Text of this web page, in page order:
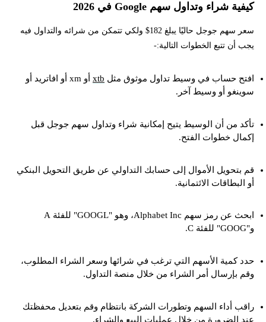
كيفية شراء وتداول سهم Google في 2026
سعر سهم جوجل حاليًا يبلغ 182$ ولكي تتمكن من شرائه والتداول فيه
يجب أن تتبع الخطوات التالية:-
افتح حساب في وسيط تداول موثوق مثل xtb
أو xm أو افاتريد أو
سوينغو أو وسيط آخر.
تأكد من أن الوسيط يتيح إمكانية شراء وتداول سهم جوجل قبل
إكمال خطوات الفتح.
قم بتحويل الأموال إلى حسابك التداولي عن طريق التحويل البنكي
أو البطاقات الائتمانية.
ابحث عن رمز سهم Alphabet Inc، وهو "GOOGL" للفئة A
و"GOOG" للفئة C.
حدد كمية الأسهم التي ترغب في شرائها وسعر الشراء المطلوب،
وقم بإرسال أمر الشراء من خلال منصة التداول.
راقب أداء السهم وتطورات الشركة بانتظام وقم بتعديل محفظتك
عند الضرورة من خلال عمليات البيع والشراء.